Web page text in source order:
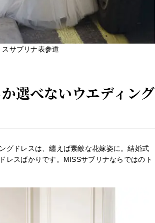
サブリナ表参道
選べないウエディング
グドレスは、纏えば素敵な花嫁姿に。結婚式
レスばかりです。MISSサブリナならではのト